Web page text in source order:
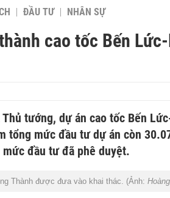
ĐẦU TƯ NHÂN SỰ
cao tốc Bến
tướng, dự án cao tốc Bến
tổng mức đầu tư dự án còn
đầu tư đã phê duyệt.
Thành được đưa vào khai thác. (Ảnh: